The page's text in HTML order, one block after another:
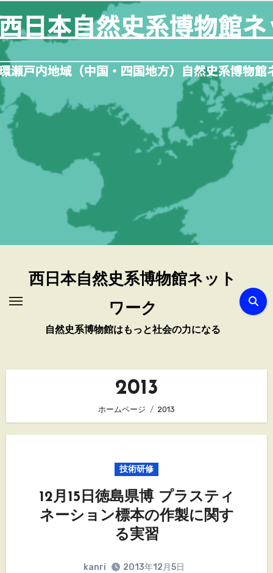
容
を
ス
キ
ッ
プ
西日本自然史系博物館ネット
ワーク
自然史系博物館はもっと社会の力になる
2013
ホームページ 2013
技術研修
12月15日徳島県博 プラスティ
ネーション標本の作製に関す
る実習
kanri 2013年12月5日